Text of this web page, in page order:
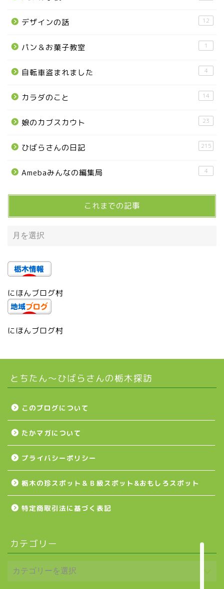
デザインの話 12
パン＆お菓子教室 1
自転車盗まれました 4
カラダのこと 14
娘のカブスカウト 23
ひばらさんの日記 215
Amebaみんなの編集局 4
これまでの記事
にほんブログ村
にほんブログ村
とちたん〜ひばらさんの栃木探訪
このブログについて
たかマガについて
プライバシーポリシー
栃木の珍スポット＆Ｂ級スポット&おもしろスポット
特定商取引法に基づく表記
カテゴリー
宇都宮の震災後の様子